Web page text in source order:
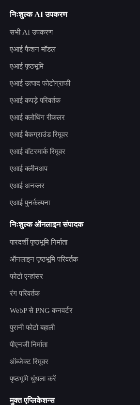
निःशुल्क AI उपकरण
सभी AI उपकरण
एआई फैशन मॉडल
एआई पृष्ठभूमि
एआई उत्पाद फोटोग्राफी
एआई कपड़े परिवर्तक
एआई क्लोथिंग रीकलर
एआई बैकग्राउंड रिमूवर
एआई वॉटरमार्क रिमूवर
एआई क्लीनअप
एआई अनब्लर
एआई पुनर्कल्पना
निःशुल्क ऑनलाइन संपादक
पारदर्शी पृष्ठभूमि निर्माता
ऑनलाइन पृष्ठभूमि परिवर्तक
फोटो एन्हांसर
रंग परिवर्तक
WebP से PNG कनवर्टर
पुरानी फोटो बहाली
पीएनजी निर्माता
ऑब्जेक्ट रिमूवर
पृष्ठभूमि धुंधला करें
मुक्त एप्लिकेशन्स